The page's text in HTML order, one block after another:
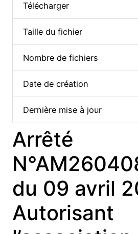
Télécharger
Taille du fichier
Nombre de fichiers
Date de création
Dernière mise à jour
Arrêté
du 09 avril
Autorisant